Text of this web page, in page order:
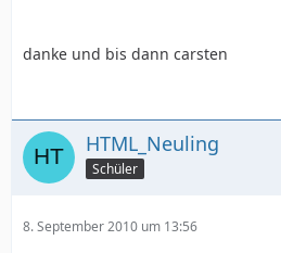
danke und bis dann carsten
HTML_Neuling
Schüler
8. September 2010 um 13:56